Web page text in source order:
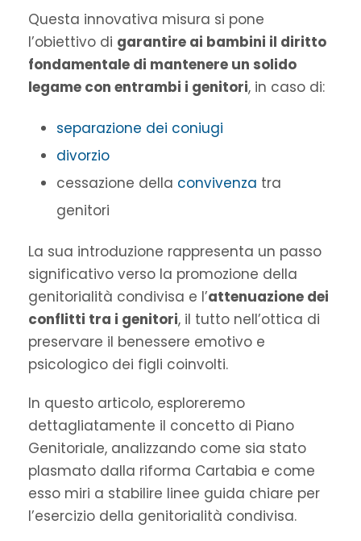
Questa innovativa misura si pone
l’obiettivo di garantire ai bambini il diritto
fondamentale di mantenere un solido
legame con entrambi i genitori, in caso di:
separazione dei coniugi
divorzio
cessazione della convivenza tra
genitori
La sua introduzione rappresenta un passo
significativo verso la promozione della
genitorialità condivisa e l’attenuazione dei
conflitti tra i genitori, il tutto nell’ottica di
preservare il benessere emotivo e
psicologico dei figli coinvolti.
In questo articolo, esploreremo
dettagliatamente il concetto di Piano
Genitoriale, analizzando come sia stato
plasmato dalla riforma Cartabia e come
esso miri a stabilire linee guida chiare per
l’esercizio della genitorialità condivisa.